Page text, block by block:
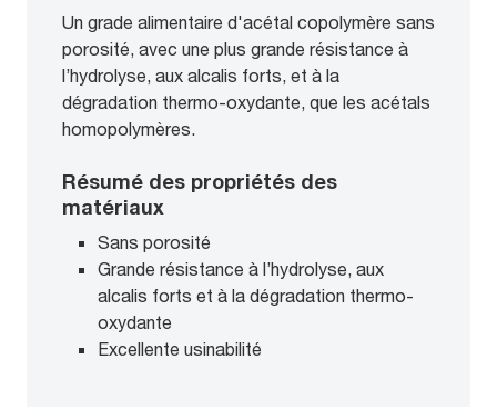
Un grade alimentaire d'acétal copolymère sans
porosité, avec une plus grande résistance à
l’hydrolyse, aux alcalis forts, et à la
dégradation thermo-oxydante, que les acétals
homopolymères.
Résumé des propriétés des
matériaux
Sans porosité
Grande résistance à l’hydrolyse, aux
alcalis forts et à la dégradation thermo-
oxydante
Excellente usinabilité